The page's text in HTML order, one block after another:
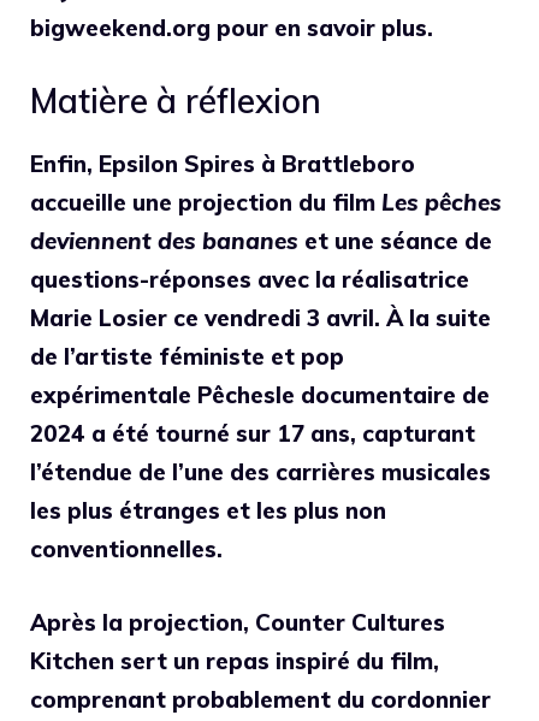
bigweekend.org pour en savoir plus.
Matière à réflexion
Enfin, Epsilon Spires à Brattleboro
accueille une projection du film Les pêches
deviennent des bananes et une séance de
questions-réponses avec la réalisatrice
Marie Losier ce vendredi 3 avril. À la suite
de l’artiste féministe et pop
expérimentale Pêchesle documentaire de
2024 a été tourné sur 17 ans, capturant
l’étendue de l’une des carrières musicales
les plus étranges et les plus non
conventionnelles.
Après la projection, Counter Cultures
Kitchen sert un repas inspiré du film,
comprenant probablement du cordonnier